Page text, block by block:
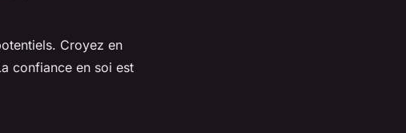
Croyez en
confiance en soi est